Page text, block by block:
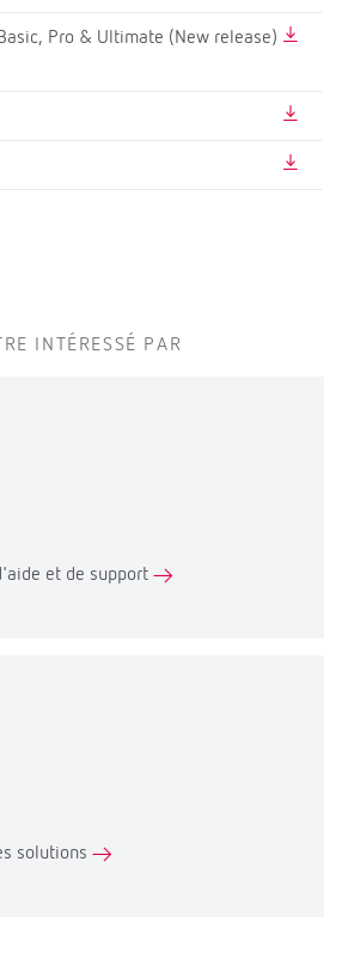
Pro & Ultimate (New release)
INTÉRESSÉ PAR
et de support
solutions